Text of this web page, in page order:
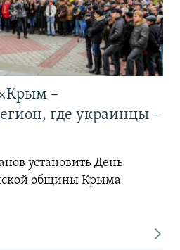
–
где украинцы –
установить День
общины Крыма